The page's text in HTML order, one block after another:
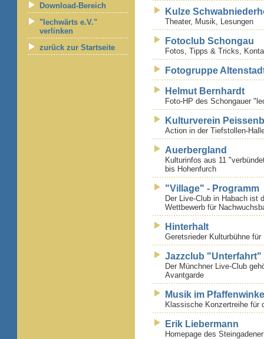
Download-Bereich
"lechwärts e.V."
verlinken
zurück zur Startseite
Kulze
Theater, Musik, Lesungen
Fotoclub Schongau
Fotos, Tipps & Tricks,
Fotogruppe
Helmut Bernhardt
Foto-HP des Schongauer
Kulturverein
Action in der Tiefstollen-
Auerbergland
Kulturinfos aus 11
bis Hohenfurch
"Village" - Programm
Der Live-Club in Habach ist
Wettbewerb für
Hinterhalt
Geretsrieder Kulturbühne
Jazzclub "Unterfahrt"
Der Münchner Live-Club
Avantgarde
Musik im
Klassische Konzertreihe für
Erik Liebermann
Homepage des